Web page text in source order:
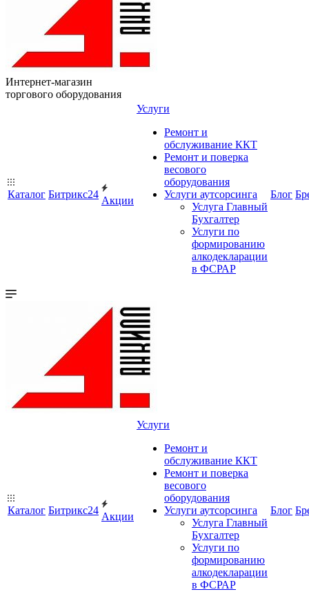
Интернет-магазин
торгового оборудования
Каталог Битрикс24
Акции
Услуги
Ремонт и
обслуживание ККТ
Ремонт и поверка
весового
оборудования
Услуги аутсорсинга
Услуга Главный
Бухгалтер
Услуги по
формированию
алкодекларации
в ФСРАР
Блог
Каталог Битрикс24
Акции
Услуги
Ремонт и
обслуживание ККТ
Ремонт и поверка
весового
оборудования
Услуги аутсорсинга
Услуга Главный
Бухгалтер
Услуги по
формированию
алкодекларации
в ФСРАР
Блог